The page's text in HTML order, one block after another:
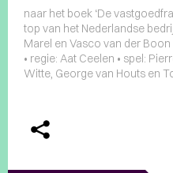
naar het boek ‘De
top van het Nederlandse
Marel en Vasco van der
• regie: Aat Ceelen • spel:
Witte, George van Houts en